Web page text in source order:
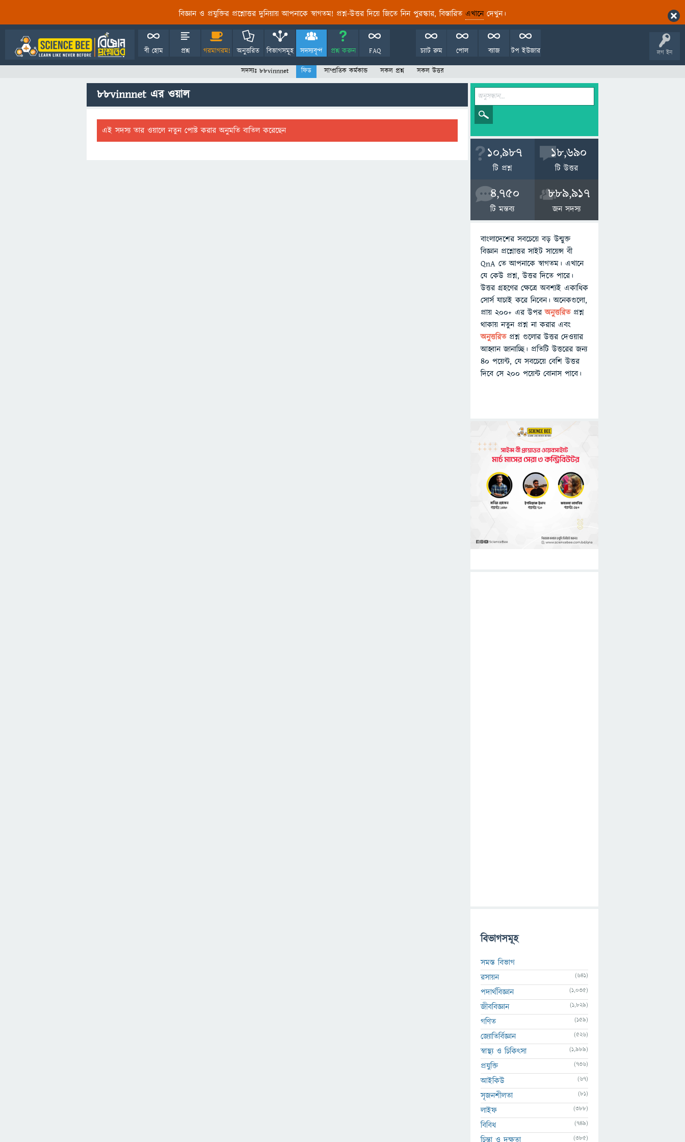
বিজ্ঞান ও প্রযুক্তির প্রশ্নোত্তর দুনিয়ায় আপনাকে স্বাগতম! প্রশ্ন-উত্তর দিয়ে জিতে নিন পুরস্কার, বিস্তারিত এখানেদেখুন।
লগ ইন
বী হোম প্রশ্ন গরমাগরম! অনুত্তরিত বিভাগসমূহ সদস্যবৃন্দ প্রশ্ন করুন FAQ টপ ইউজার
ব্যাজ
পোল
চ্যাট রুম
সদস্যঃ 88vinnnet ফিড সাম্প্রতিক কর্মকান্ড সকল প্রশ্ন সকল উত্তর
88vinnnet এর ওয়াল
এই সদস্য তার ওয়ালে নতুন পোষ্ট করার অনুমতি বাতিল করেছেন
10,987
টি প্রশ্ন
18,690
টি উত্তর
4,750
টি মন্তব্য
889,917
জন সদস্য
বাংলাদেশের সবচেয়ে বড় উন্মুক্ত
বিজ্ঞান প্রশ্নোত্তর সাইট সায়েন্স বী
QnA তে আপনাকে স্বাগতম। এখানে
যে কেউ প্রশ্ন, উত্তর দিতে পারে।
উত্তর গ্রহণের ক্ষেত্রে অবশ্যই একাধিক
সোর্স যাচাই করে নিবেন। অনেকগুলো,
প্রায় ২০০+ এর উপরঅনুত্তরিতপ্রশ্ন
থাকায় নতুন প্রশ্ন না করার এবং
অনুত্তরিত প্রশ্ন গুলোর উত্তর দেওয়ার
আহ্বান জানাচ্ছি। প্রতিটি উত্তরের জন্য
৪০ পয়েন্ট, যে সবচেয়ে বেশি উত্তর
দিবে সে ২০০ পয়েন্ট বোনাস পাবে।
বিভাগসমূহ
সমস্ত বিভাগ
রসায়ন
(641)
পদার্থবিজ্ঞান (1,035)
জীববিজ্ঞান (1,829)
গণিত (159)
জ্যোতির্বিজ্ঞান (526)
স্বাস্থ্য ও চিকিৎসা (1,989)
প্রযুক্তি (736)
আইকিউ (67)
সৃজনশীলতা (81)
লাইফ (388)
বিবিধ (749)
চিন্তা ও দক্ষতা (385)